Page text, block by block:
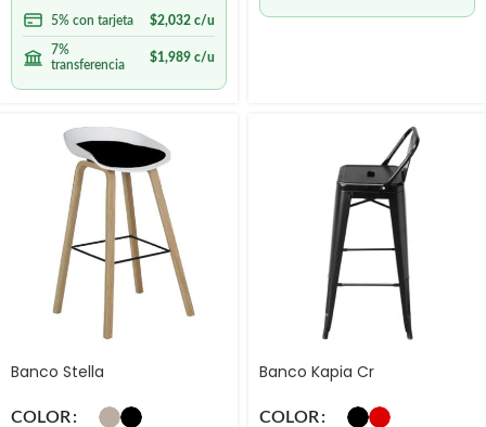
5% con tarjeta $2,032 c/u
7%
transferencia
$1,989 c/u
Banco Stella
COLOR
Banco Kapia Cr
COLOR